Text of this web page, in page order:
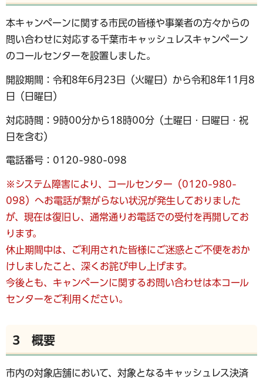
本キャンペーンに関する市民の皆様や事業者の方々からの
問い合わせに対応する千葉市キャッシュレスキャンペーン
のコールセンターを設置しました。
開設期間：令和8年6月23日（火曜日）から令和8年11月8
日（日曜日）
対応時間：9時00分から18時00分（土曜日・日曜日・祝
日を含む）
電話番号：0120-980-098
※システム障害により、コールセンター（0120-980-
098）へお電話が繋がらない状況が発生しておりました
が、現在は復旧し、通常通りお電話での受付を再開してお
ります。
休止期間中は、ご利用された皆様にご迷惑とご不便をおか
けしましたこと、深くお詫び申し上げます。
今後とも、キャンペーンに関するお問い合わせは本コール
センターをご利用ください。
3 概要
市内の対象店舗において、対象となるキャッシュレス決済